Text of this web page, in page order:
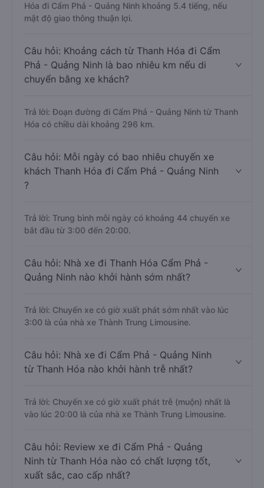
Hóa đi Cẩm Phả - Quảng Ninh khoảng 5.4 tiếng, nếu
mật độ giao thông thuận lợi.
Câu hỏi: Khoảng cách từ Thanh Hóa đi Cẩm
Phả - Quảng Ninh là bao nhiêu km nếu di
chuyển bằng xe khách?
Trả lời: Đoạn đường đi Cẩm Phả - Quảng Ninh từ Thanh
Hóa có chiều dài khoảng 296 km.
Câu hỏi: Mỗi ngày có bao nhiêu chuyến xe
khách Thanh Hóa đi Cẩm Phả - Quảng Ninh
?
Trả lời: Trung bình mỗi ngày có khoảng 44 chuyến xe
bắt đầu từ 3:00 đến 20:00.
Câu hỏi: Nhà xe đi Thanh Hóa Cẩm Phả -
Quảng Ninh nào khởi hành sớm nhất?
Trả lời: Chuyến xe có giờ xuất phát sớm nhất vào lúc
3:00 là của nhà xe Thành Trung Limousine.
Câu hỏi: Nhà xe đi Cẩm Phả - Quảng Ninh
từ Thanh Hóa nào khởi hành trễ nhất?
Trả lời: Chuyến xe có giờ xuất phát trễ (muộn) nhất là
vào lúc 20:00 là của nhà xe Thành Trung Limousine.
Câu hỏi: Review xe đi Cẩm Phả - Quảng
Ninh từ Thanh Hóa nào có chất lượng tốt,
xuất sắc, cao cấp nhất?